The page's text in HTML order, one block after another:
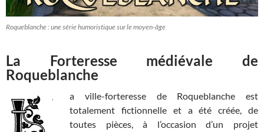
Roqueblanche : une série humoristique sur le moyen-âge
La Forteresse médiévale de
Roqueblanche
a ville-forteresse de Roqueblanche est
totalement fictionnelle et a été créée, de
toutes pièces, à l’occasion d’un projet